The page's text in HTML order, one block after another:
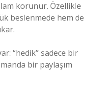
korunur. Özellikle
beslenmede hem de
“hedik” sadece bir
bir paylaşım